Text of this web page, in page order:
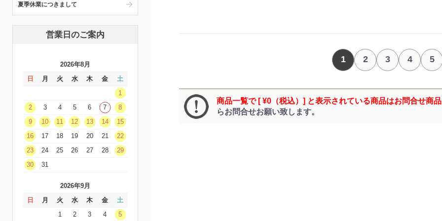
夏季休業につきまして
営業日のご案内
2026年8月
日
月 火 水 木 金
土
1
2
3 4 5 6 7
8
9
10 11 12 13 14
15
16
17 18 19 20 21
22
23
24 25 26 27 28
29
30
31
2026年9月
日
月 火 水 木 金
土
1
2 3 4 5
1 2 3 4 5
商品一覧で [ ¥0（税込）] と表示されている商品はお問合せ商
らお問合せお願い致します。